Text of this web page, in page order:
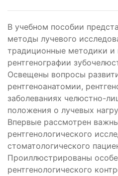
В учебном пособии
методы лучевого
традиционные методики
рентгенографии
Освещены вопросы
рентгеноанатомии,
заболеваниях челюстно-
положения о лучевых
Впервые рассмотрен
рентгенологического
стоматологического
Проиллюстрированы
рентгенологического